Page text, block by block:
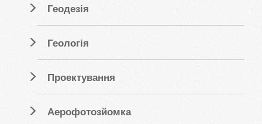
Геодезія
Геологія
Проектування
Аерофотозйомка